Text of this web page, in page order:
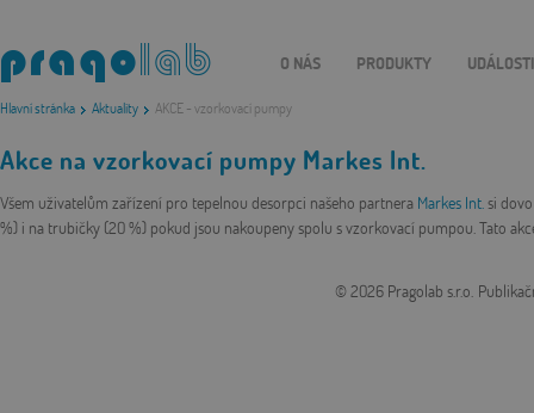
Hlavní stránka Aktuality AKCE - vzorkovací pumpy
O NÁS PRODUKTY UDÁLOSTI
Akce na vzorkovací pumpy Markes Int.
Všem uživatelům zařízení pro tepelnou desorpci našeho partnera Markes Int. si
%) i na trubičky (20 %) pokud jsou nakoupeny spolu s vzorkovací pumpou. Tato
© 2026 Pragolab s.r.o.